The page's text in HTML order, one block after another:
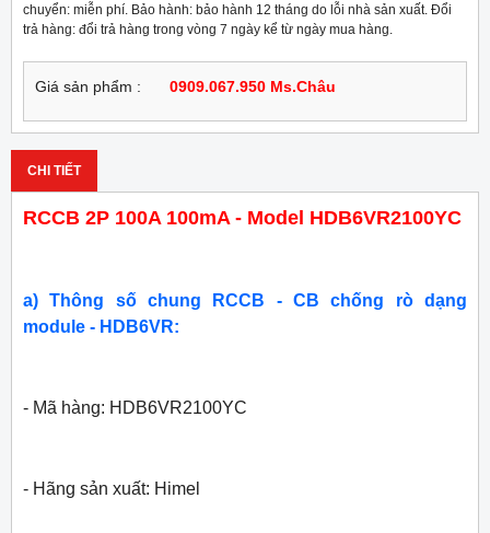
chuyển: miễn phí. Bảo hành: bảo hành 12 tháng do lỗi nhà sản xuất. Đổi
trả hàng: đổi trả hàng trong vòng 7 ngày kể từ ngày mua hàng.
Giá sản phẩm : 0909.067.950 Ms.Châu
CHI TIẾT
RCCB 2P 100A 100mA - Model HDB6VR2100YC
a) Thông số chung RCCB - CB chống rò dạng
module - HDB6VR:
- Mã hàng: HDB6VR2100YC
- Hãng sản xuất: Himel